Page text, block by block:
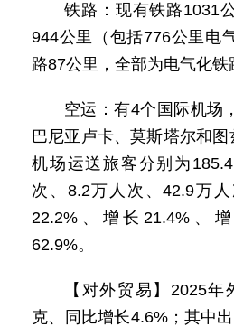
铁路：现有铁路1031
944公里（包括776公里电
路87公里，全部为电气化铁
空运：有4个国际机场
巴尼亚卢卡、莫斯塔尔和
机场运送旅客分别为
次、8.2万人次、42.9万
22.2%、增长21.4%、
62.9%。
【对外贸易】2025
克、同比增长4.6%；其中